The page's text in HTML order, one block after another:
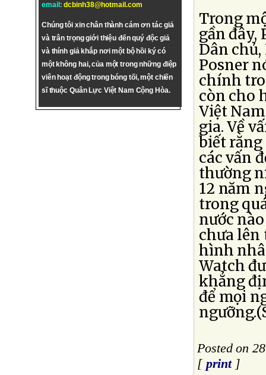
email:dcbinh38@hotmail.com
Chúng tôi xin chân thành cám ơn tác giả
và trân trọng giới thiệu đến quý độc giả
và thính giả khắp nơi một bộ hồi ký có
một không hai, của một trong những điệp
viên hoạt động trong bóng tối, một chiến
sĩ thuộc Quân Lực Việt Nam Cộng Hòa.
Trong
gần đây,
Dân
Posner
chính
còn cho
Việt
gia. Về
biết rằng
các vấn
thường
12 năm
trong
nước
chưa
hình
Watch
khẳng
để mọi
Posted on
[ print]